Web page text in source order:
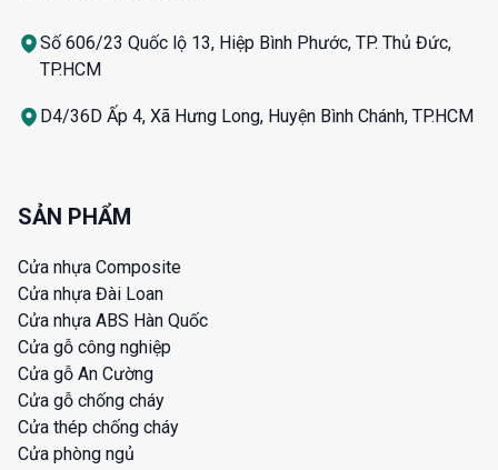
Số 606/23 Quốc lộ 13, Hiệp Bình Phước, TP. Thủ Đức,
TP.HCM
D4/36D Ấp 4, Xã Hưng Long, Huyện Bình Chánh, TP.HCM
SẢN PHẨM
Cửa nhựa Composite
Cửa nhựa Đài Loan
Cửa nhựa ABS Hàn Quốc
Cửa gỗ công nghiệp
Cửa gỗ An Cường
Cửa gỗ chống cháy
Cửa thép chống cháy
Cửa phòng ngủ